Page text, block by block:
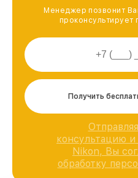
Менеджер позвонит
Получить
консультацию
Nikon, Вы
обработку